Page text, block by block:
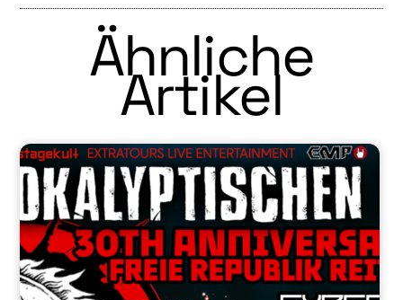
Ähnliche
Artikel